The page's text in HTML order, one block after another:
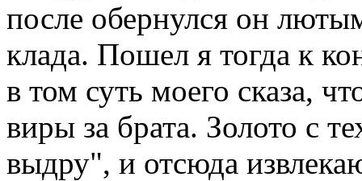
после обернулся он
клада. Пошел я тогда к
в том суть моего сказа,
виры за брата. Золото с
выдру", и отсюда